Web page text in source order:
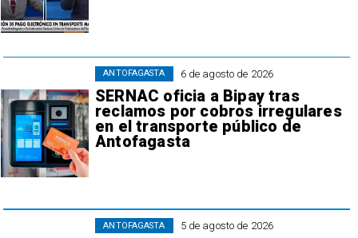
6 de agosto de 2026
SERNAC oficia a Bipay tras
reclamos por cobros irregulares
en el transporte público de
Antofagasta
ANTOFAGASTA
5 de agosto de 2026
ANTOFAGASTA